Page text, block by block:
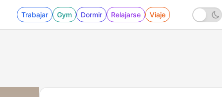
Trabajar Gym Dormir Relajarse Viaje